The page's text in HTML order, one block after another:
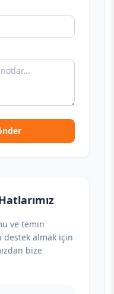
ve temin
destek almak için
bize